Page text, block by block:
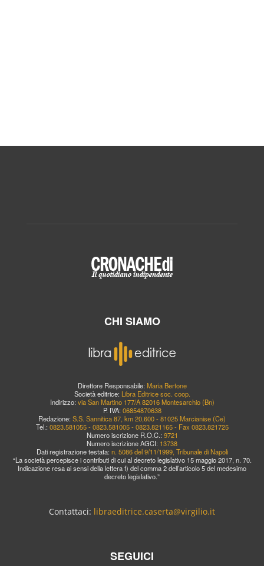
CHI SIAMO
Direttore Responsabile: Maria Bertone
Società editrice: Libra Editrice soc. coop.
Indirizzo: via San Martino 177/A 82016 Montesarchio (Bn)
P. IVA: 06854870638
Redazione: S.S. Sannitica 87, km 20,600 - 81025 Marcianise (Ce)
Tel.: 0823.581055 - 0823.581005 - 0823.821165 - Fax 0823.821725
Numero iscrizione R.O.C.: 9721
Numero iscrizione AGCI: 13738
Dati registrazione testata: n. 5086 del 9/11/1999, Tribunale di Napoli
“La società percepisce i contributi di cui al decreto legislativo 15 maggio 2017, n. 70.
Indicazione resa ai sensi della lettera f) del comma 2 dell’articolo 5 del medesimo
decreto legislativo.”
Contattaci: libraeditrice.caserta@virgilio.it
SEGUICI